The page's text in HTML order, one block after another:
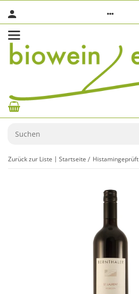
Zurück zur Liste Startseite Histamingeprüft